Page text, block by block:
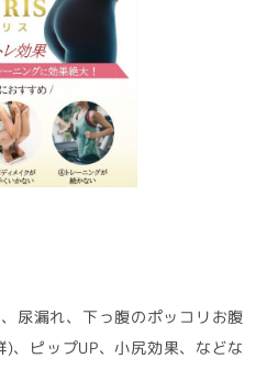
尿漏れ、下っ腹のポッコリお腹
、ピップUP、小尻効果、などな